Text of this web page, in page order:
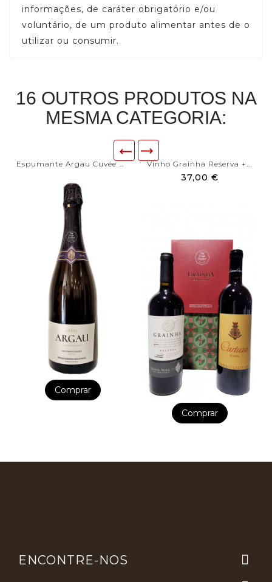
informações, de caráter obrigatório e/ou
voluntário, de um produto alimentar antes de o
utilizar ou consumir.
16 OUTROS PRODUTOS NA
MESMA CATEGORIA:
Espumante Argau Cuvée Bruto
Comprar
Vinho Grainha Reserva +...
37,00 €
Comprar
ENCONTRE-NOS 